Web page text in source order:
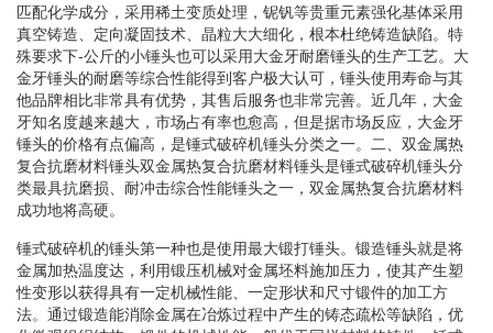
匹配化学成分，采用稀土变质处理，铌钒等贵重元素强化基体采用
真空铸造、定向凝固技术、晶粒大大细化，根本杜绝铸造缺陷。特
殊要求下-公斤的小锤头也可以采用大金牙耐磨锤头的生产工艺。大
金牙锤头的耐磨等综合性能得到客户极大认可，锤头使用寿命与其
他品牌相比非常具有优势，其售后服务也非常完善。近几年，大金
牙知名度越来越大，市场占有率也愈高，但是据市场反应，大金牙
锤头的价格有点偏高，是锤式破碎机锤头分类之一。二、双金属热
复合抗磨材料锤头双金属热复合抗磨材料锤头是锤式破碎机锤头分
类最具抗磨损、耐冲击综合性能锤头之一，双金属热复合抗磨材料
成功地将高硬。
锤式破碎机的锤头第一种也是使用最大锻打锤头。锻造锤头就是将
金属加热温度达，利用锻压机械对金属坯料施加压力，使其产生塑
性变形以获得具有一定机械性能、一定形状和尺寸锻件的加工方
法。通过锻造能消除金属在冶炼过程中产生的铸态疏松等缺陷，优